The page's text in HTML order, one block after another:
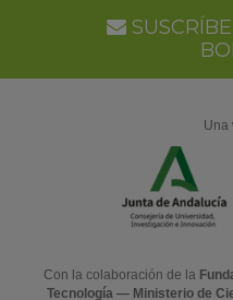
Una
Con la colaboración de la
Tecnología — Ministerio de